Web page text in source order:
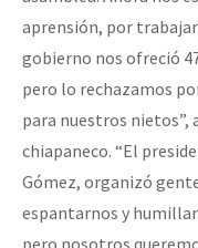
aprensión, por
gobierno nos ofreció
pero lo rechazamos
para nuestros nietos”,
chiapaneco. “El
Gómez, organizó
espantarnos y
pero nosotros